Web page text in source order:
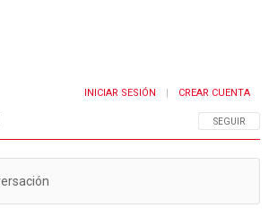
SIGA ESTA
SEGUIR
INICIAR SESIÓN CREAR CUENTA